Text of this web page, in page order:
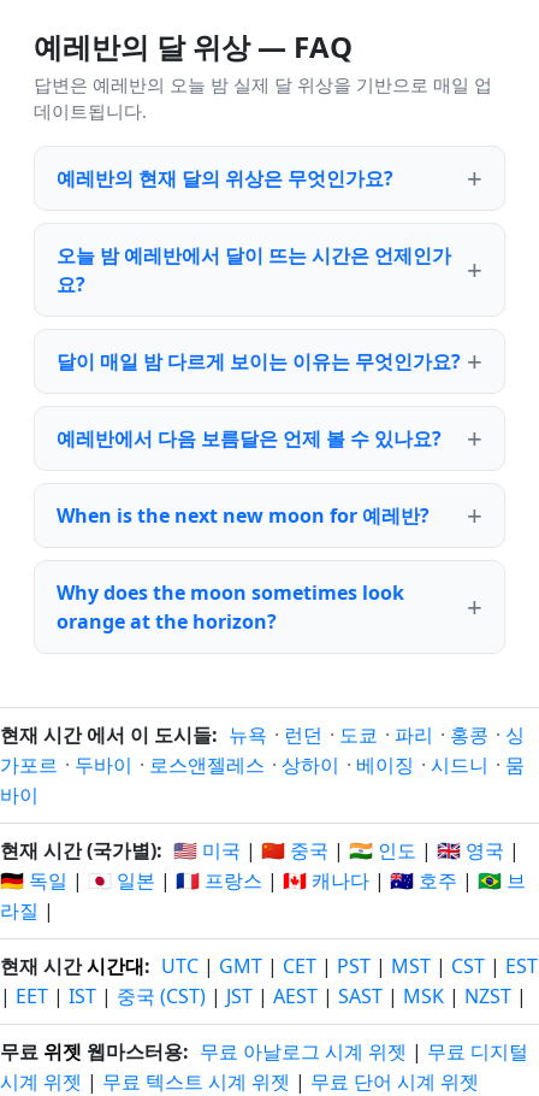
예레반의 달 위상 — FAQ
답변은 예레반의 오늘 밤 실제 달 위상을 기반으로 매일 업
데이트됩니다.
예레반의 현재 달의 위상은 무엇인가요?
오늘 밤 예레반에서 달이 뜨는 시간은 언제인가
요?
달이 매일 밤 다르게 보이는 이유는 무엇인가요?
예레반에서 다음 보름달은 언제 볼 수 있나요?
When is the next new moon for 예레반?
Why does the moon sometimes look
orange at the horizon?
현재 시간 에서 이 도시들: 뉴욕 · 런던 · 도쿄 · 파리 · 홍콩 · 싱
가포르 · 두바이 · 로스앤젤레스 · 상하이 · 베이징 · 시드니 · 뭄
바이
현재 시간 (국가별): 🇺🇸 미국 | 🇨🇳 중국 | 🇮🇳 인도 | 🇬🇧 영국 |
🇩🇪 독일 | 🇯🇵 일본 | 🇫🇷 프랑스 | 🇨🇦 캐나다 | 🇦🇺 호주 | 🇧🇷 브
라질 |
현재 시간시간대: UTC | GMT | CET | PST | MST | CST | EST
| EET | IST | 중국 (CST) | JST | AEST | SAST | MSK | NZST |
무료 위젯 웹마스터용: 무료 아날로그 시계 위젯 | 무료 디지털
시계 위젯 | 무료 텍스트 시계 위젯 | 무료 단어 시계 위젯